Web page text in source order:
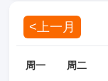
<上一月
周一 周二